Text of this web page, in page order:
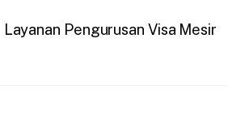
Layanan Pengurusan Visa Mesir